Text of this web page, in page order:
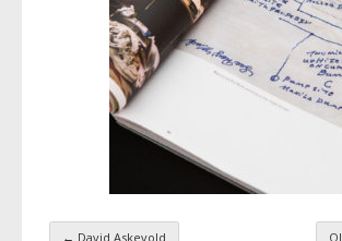
← David Askevold